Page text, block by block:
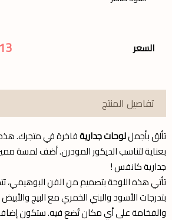
السعر
تفاصيل المنتج
تألق بأجمللوحات جداريةفاخرة في متجرك.
بعناية لتناسب الديكور المودرن. أضف لمسة
جدارية كانفس !
تأتي هذه اللوحة بتصميم من الفن البوهيمي،
بتدرجات الأسود والبني الخمري مع البيج
والفخامة على أي مكان تٌضع فيه. ستكون إضافة